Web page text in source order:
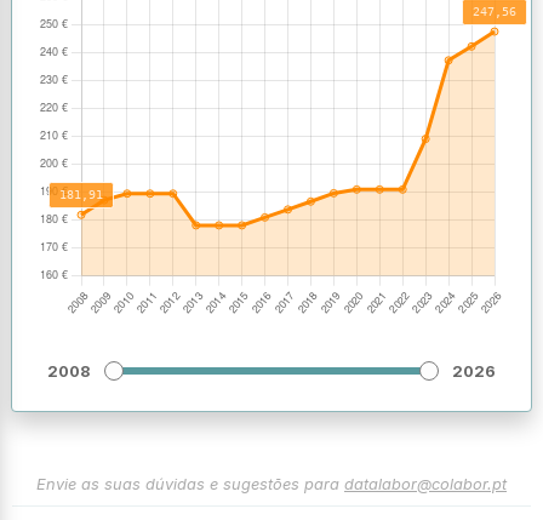
2008 2026
Envie as suas dúvidas e sugestões para datalabor@colabor.pt